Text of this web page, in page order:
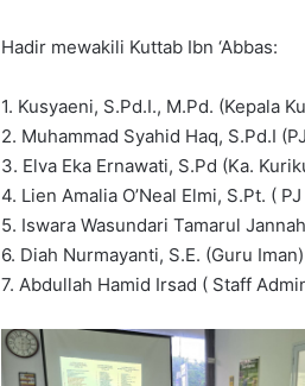
Hadir mewakili Kuttab Ibn ‘Abbas:
1. Kusyaeni, S.Pd.I., M.Pd. (Kepala
2. Muhammad Syahid Haq, S.Pd.I
3. Elva Eka Ernawati, S.Pd (Ka.
4. Lien Amalia O’Neal Elmi, S.Pt. (
5. Iswara Wasundari Tamarul
6. Diah Nurmayanti, S.E. (Guru Iman)
7. Abdullah Hamid Irsad ( Staff